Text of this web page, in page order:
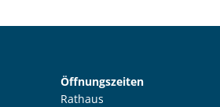
Öffnungszeiten
Rathaus